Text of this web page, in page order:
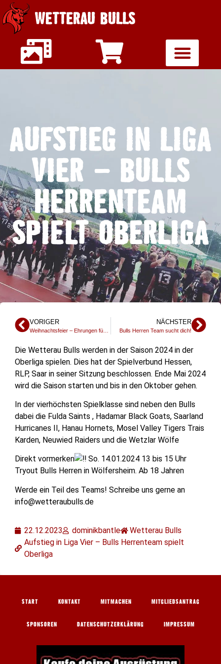
WETTERAU BULLS
AUFSTIEG IN LIGA
VIER – BULLS
HERRENTEAM
SPIELT OBERLIGA
VORIGER NÄCHSTER
Bulls Herren Team sucht dich!
Die Wetterau Bulls werden in der Saison 2024 in der
Oberliga spielen. Dies hat der Spielverbund Hessen,
RLP, Saar in seiner Sitzung beschlossen. Ende Mai 2024
wird die Saison starten und bis in den Oktober gehen.
In der vierhöchsten Spielklasse sind neben den Bulls
dabei die Fulda Saints , Hadamar Black Goats, Saarland
Hurricanes II, Hanau Hornets, Mosel Valley Tigers Trais
Karden, Neuwied Raiders und die Wetzlar Wölfe
Direkt vormerken
So. 14.01.2024 13 bis 15 Uhr
Tryout Bulls Herren in Wölfersheim. Ab 18 Jahren
Werde ein Teil des Teams! Schreibe uns gerne an
info@wetteraubulls.de
22.12.2023 dominikbantle
Wetterau Bulls
Aufstieg in Liga Vier – Bulls Herrenteam spielt
Oberliga
START KONTAKT MITMACHEN MITGLIEDSANTRAG
SPONSOREN DATENSCHUTZERKLÄRUNG IMPRESSUM